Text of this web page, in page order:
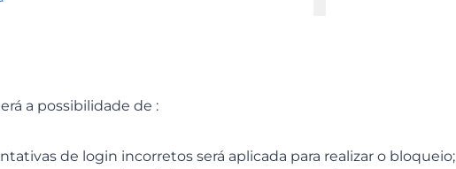
a possibilidade de :
de login incorretos será aplicada para realizar o bloqueio;